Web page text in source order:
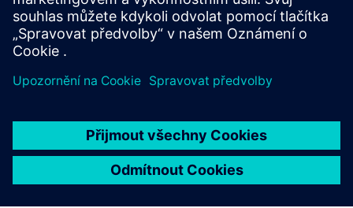
Další informace